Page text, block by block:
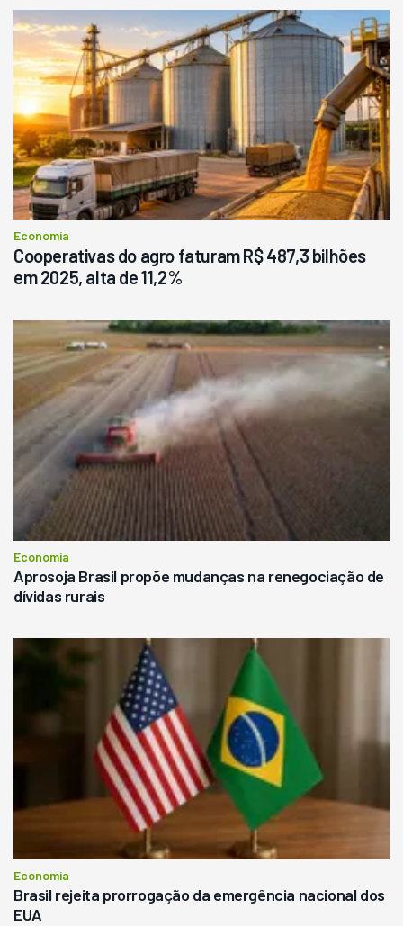
Economia
Cooperativas do agro faturam R$ 487,3 bilhões
em 2025, alta de 11,2%
Economia
Aprosoja Brasil propõe mudanças na renegociação de
dívidas rurais
Economia
Brasil rejeita prorrogação da emergência nacional dos
EUA